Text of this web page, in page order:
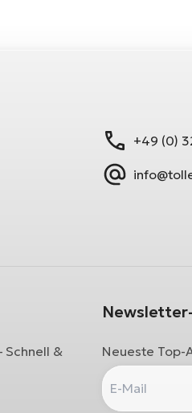
+49 (0)
Schnell &
Neueste Top-